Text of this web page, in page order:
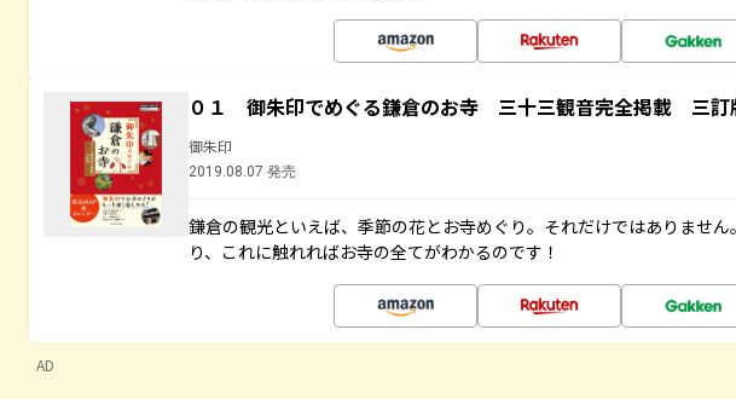
０１ 御朱印でめぐる鎌倉のお寺 三十三観音完全掲載 三訂
御朱印
2019.08.07 発売
鎌倉の観光といえば、季節の花とお寺めぐり。それだけではありませ
り、これに触れればお寺の全てがわかるのです！
AD